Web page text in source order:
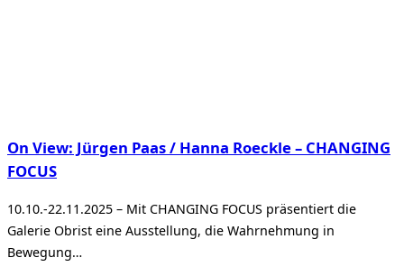
On View: Jürgen Paas / Hanna Roeckle – CHANGING
FOCUS
10.10.-22.11.2025 – Mit CHANGING FOCUS präsentiert die
Galerie Obrist eine Ausstellung, die Wahrnehmung in
Bewegung…